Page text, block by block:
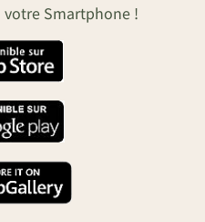
votre Smartphone !